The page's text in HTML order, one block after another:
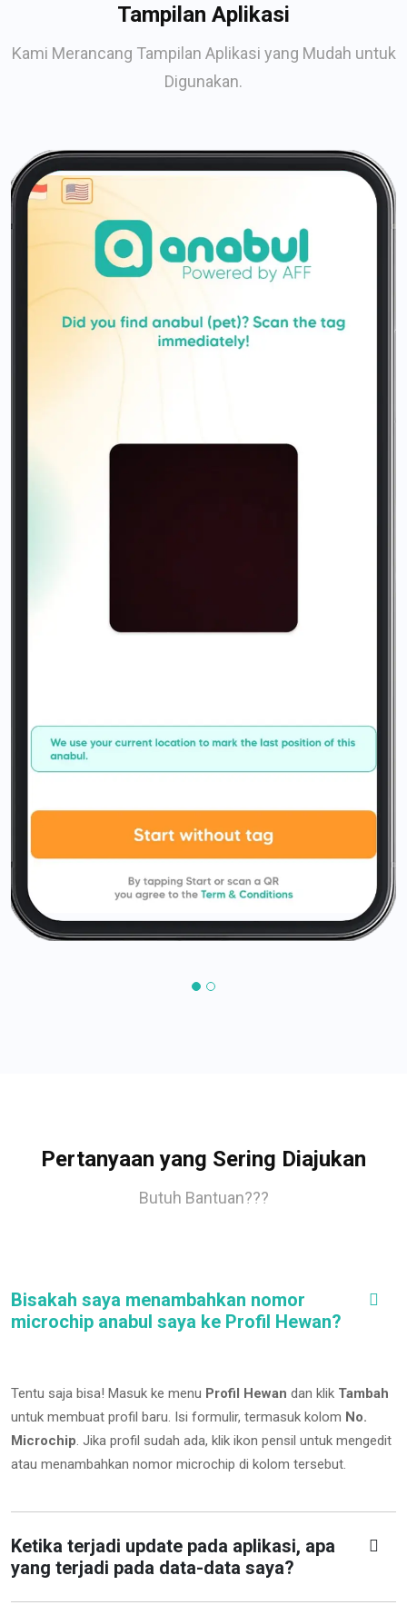
Tampilan Aplikasi
Kami Merancang Tampilan Aplikasi yang Mudah untuk
Digunakan.
Pertanyaan yang Sering Diajukan
Butuh Bantuan???
Bisakah saya menambahkan nomor
microchip anabul saya ke Profil Hewan?
Tentu saja bisa! Masuk ke menu Profil Hewan dan klik Tambah
untuk membuat profil baru. Isi formulir, termasuk kolom No.
Microchip. Jika profil sudah ada, klik ikon pensil untuk mengedit
atau menambahkan nomor microchip di kolom tersebut.
Ketika terjadi update pada aplikasi, apa
yang terjadi pada data-data saya?